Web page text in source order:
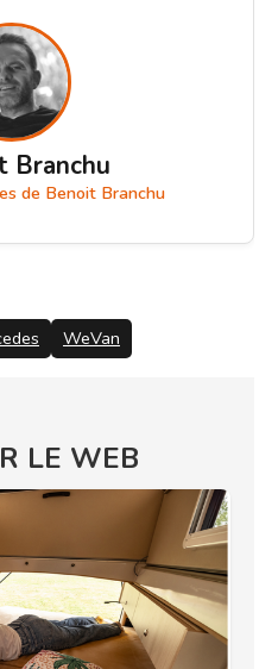
Branchu
de Benoit Branchu
WeVan
LE WEB